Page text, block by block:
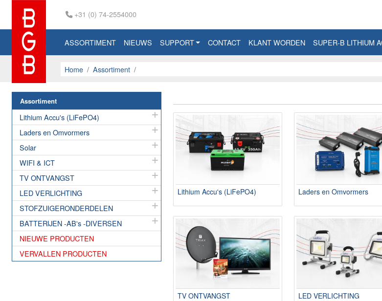
+31 (0) 74-2554000
ASSORTIMENT NIEUWS SUPPORT CONTACT KLANT WORDEN SUPER-B LITHIUM
Home Assortiment
Assortiment
Lithium Accu's (LiFePO4)
Laders en Omvormers
Solar
WIFI & ICT
TV ONTVANGST
LED VERLICHTING
STOFZUIGERONDERDELEN
BATTERIJEN -AB's -DIVERSEN
NIEUWE PRODUCTEN
VERVALLEN PRODUCTEN
Lithium Accu's (LiFePO4) Laders en Omvormers
TV ONTVANGST LED VERLICHTING